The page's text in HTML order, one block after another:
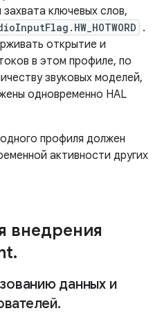
ключевых слов,
.
открытие и
в этом профиле, по
звуковых моделей,
одновременно HAL
профиля должен
активности других
внедрения
.
данных и
.